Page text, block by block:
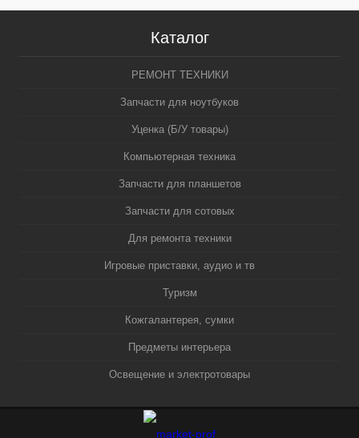
Каталог
РЕМОНТ ТЕХНИКИ
Запчасти для ноутбуков
Уценка (Б/У товары)
Компьютерная техника
Запчасти для планшетов
Запчасти для сотовых
Для ремонта техники
Игровые приставки, аудио и тв
Туризм
Кожгалантерея, сумки
Предметы интерьера
Освещение и электротовары